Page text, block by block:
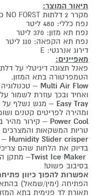
תיאור המוצר:
מקרר 2 דלתות NO FORST כולל מדחס Inverter
נפח כללי: 480 ליטר
נפח תא מזון: 370 ליטר
נפח תא הקפאה: 110 ליטר
דירוג אנרגטי: E
מאפיינים:
פאנל תצוגה דיגיטלי על
הטמפרטורה בתא המזון.
Multi Air Flow
–
ואחיד ובכך עוזרת לשמור
Easy Tray – מגש נשלף על
ומהירה לפריטים קטנים
Power Cool – קירור מהיר
טריות המשקאות והמצרכים
Humidity Slider crisper
–
בדיוק את הלחות שהם
– מתקן
בסיבוב פשוט!
אפשרות להפוך כיוון
הפתיחה (ימין/שמאל)
תאורת לד פנימית בתא